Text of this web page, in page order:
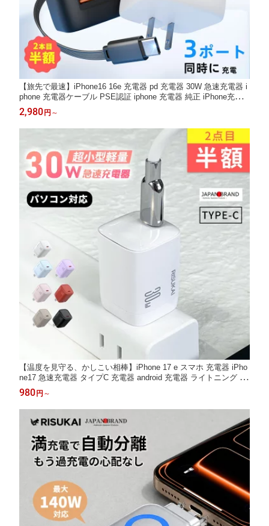
【旅先で最速】iPhone16 16e 充電器 pd 充電器 30W 急速充電器 i
phone 充電器ケーブル PSE認証 iphone 充電器 純正 iPhone充電
コード Lightningケーブル タイプCケーブル 折り畳み ACアダプタ
ー USB 巻き取り式 35W Android充電器 携帯 ipad充電器 iPhone 1
7 e MacBook Neo
2,980 円 ～
【温度を見守る、かしこい相棒】iPhone 17 e スマホ 充電器 iPho
ne17 急速充電器 タイプC 充電器 android 充電器 ライトニング ケ
ーブル 充電コード アダプター 充電器 Type-C/Lighting対応 ケーブ
ル 高速 折りたたみ式 ACアダプター iPhone 充電器 純正 pd 充電 i
Phone17Pro
980 円 ～